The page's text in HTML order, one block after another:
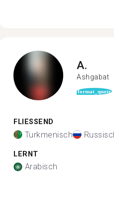
A.
Ashgabat
format_quote
FLIESSEND
Turkmenisch
LERNT
Arabisch